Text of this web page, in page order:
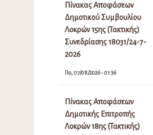
Πίνακας Αποφάσεων
Δημοτικού Συμβουλίου
Λοκρών 15ης (Τακτικής)
Συνεδρίασης 18031/24-7-
2026
Πα, 07/08/2026 - 01:36
Πίνακας Αποφάσεων
Δημοτικής Επιτροπής
Λοκρών 18ης (Τακτικής)